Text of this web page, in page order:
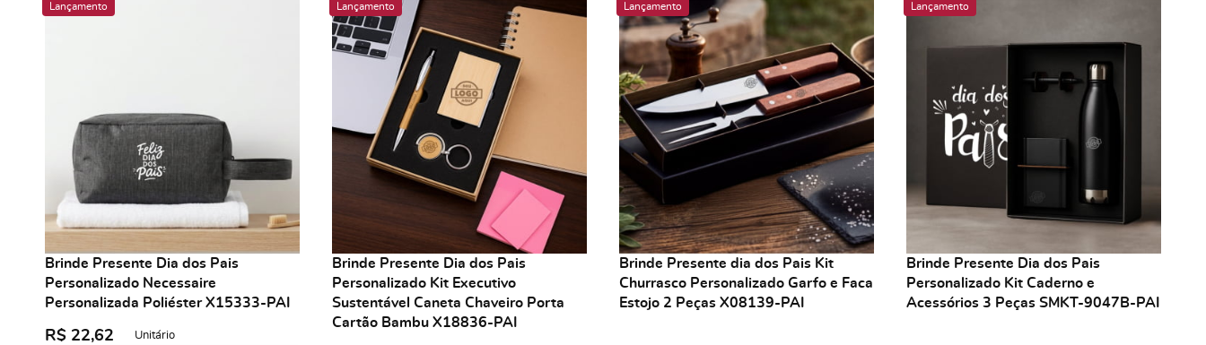
Lançamento
Brinde Presente Dia dos Pais
Personalizado Necessaire
Personalizada Poliéster X15333-PAI
R$ 22,62 Unitário
Lançamento
Brinde Presente Dia dos Pais
Personalizado Kit Executivo
Sustentável Caneta Chaveiro Porta
Cartão Bambu X18836-PAI
Lançamento
Brinde Presente dia dos Pais Kit
Churrasco Personalizado Garfo e Faca
Estojo 2 Peças X08139-PAI
Lançamento
Brinde Presente Dia dos Pais
Personalizado Kit Caderno e
Acessórios 3 Peças SMKT-9047B-PAI